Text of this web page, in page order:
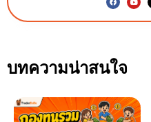
บทความน่าสนใจ